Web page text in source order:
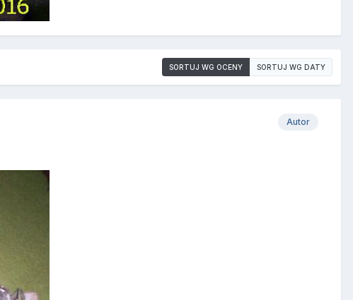
SORTUJ WG OCENY SORTUJ WG DATY
Autor